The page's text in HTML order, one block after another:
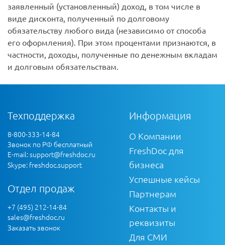
заявленный (установленный) доход, в том числе в
виде дисконта, полученный по долговому
обязательству любого вида (независимо от способа
его оформления). При этом процентами признаются, в
частности, доходы, полученные по денежным вкладам
и долговым обязательствам.
Техподдержка
8-800-333-14-84
Звонок по РФ бесплатный
E-mail:support@freshdoc.ru
Skype: freshdoc.support
Отдел продаж
+7 (495) 212-14-84
sales@freshdoc.ru
Заказать звонок
Информация
О Компании
FreshDoc для
бизнеса
Успешные кейсы
Партнерам
Контакты и
реквизиты
Для СМИ